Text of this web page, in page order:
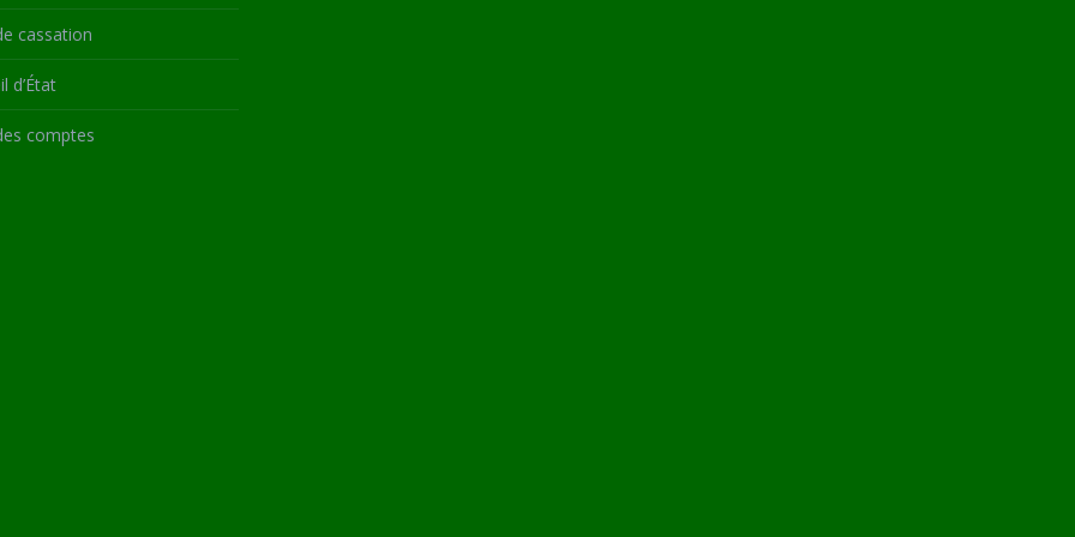
cassation
d’État
comptes